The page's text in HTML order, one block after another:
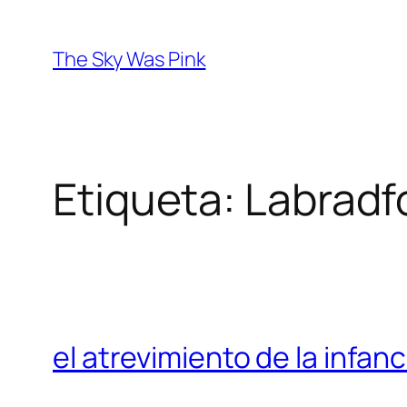
contenido
The Sky Was Pink
Etiqueta:
el atrevimiento de la